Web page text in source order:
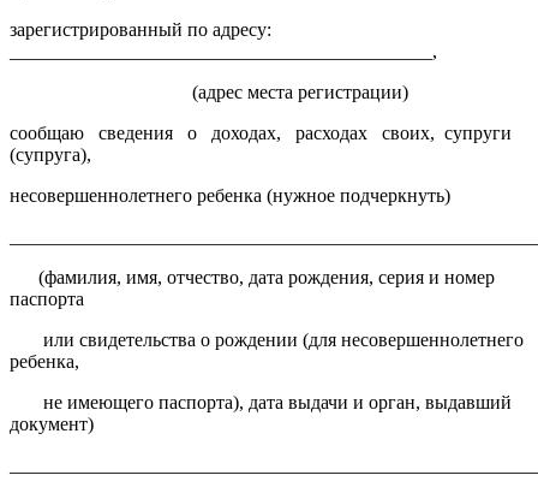
зарегистрированный по адресу:
____________________________________________,
(адрес места регистрации)
сообщаю сведения о доходах, расходах своих, супруги
(супруга),
несовершеннолетнего ребенка (нужное подчеркнуть)
(фамилия, имя, отчество, дата рождения, серия и номер
паспорта
или свидетельства о рождении (для несовершеннолетнего
ребенка,
не имеющего паспорта), дата выдачи и орган, выдавший
документ)